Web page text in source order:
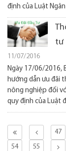
định của Luật
tư
11/07/2016
Ngày 17/06/2016,
hướng dẫn ưu đãi
nông nghiệp đối
quy định của Luật
47
54
55